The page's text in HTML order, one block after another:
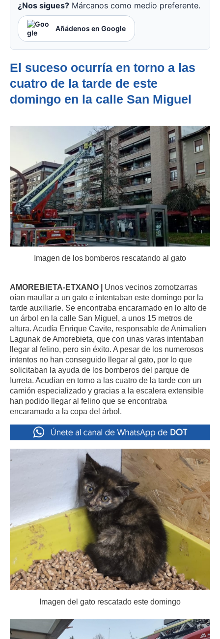
¿Nos sigues? Márcanos como medio preferente.
Añádenos en Google
El suceso ocurría en torno a las
cuatro de la tarde de este
domingo en la calle San Miguel
Imagen de los bomberos rescatando al gato
AMOREBIETA-ETXANO | Unos vecinos zornotzarras
oían maullar a un gato e intentaban este domingo por la
tarde auxiliarle. Se encontraba encaramado en lo alto de
un árbol en la calle San Miguel, a unos 15 metros de
altura. Acudía Enrique Cavite, responsable de Animalien
Lagunak de Amorebieta, que con unas varas intentaban
llegar al felino, pero sin éxito. A pesar de los numerosos
intentos no han conseguido llegar al gato, por lo que
solicitaban la ayuda de los bomberos del parque de
Iurreta. Acudían en torno a las cuatro de la tarde con un
camión especializado y gracias a la escalera extensible
han podido llegar al felino que se encontraba
encaramado a la copa del árbol.
Imagen del gato rescatado este domingo